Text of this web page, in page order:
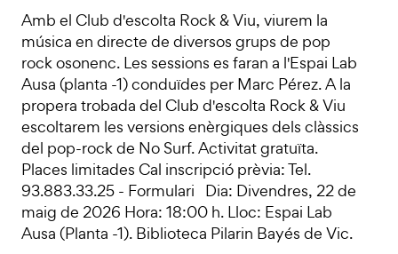
Amb el Club d'escolta Rock & Viu, viurem la
música en directe de diversos grups de pop
rock osonenc. Les sessions es faran a l'Espai Lab
Ausa (planta -1) conduïdes per Marc Pérez. A la
propera trobada del Club d'escolta Rock & Viu
escoltarem les versions enèrgiques dels clàssics
del pop-rock de No Surf. Activitat gratuïta.
Places limitades Cal inscripció prèvia: Tel.
93.883.33.25 - Formulari Dia: Divendres, 22 de
maig de 2026 Hora: 18:00 h. Lloc: Espai Lab
Ausa (Planta -1). Biblioteca Pilarin Bayés de Vic.